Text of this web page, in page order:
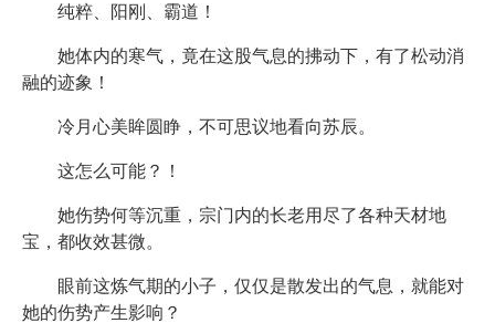
纯粹、阳刚、霸道！
她体内的寒气，竟在这股气息的拂动下，有了松动消
融的迹象！
冷月心美眸圆睁，不可思议地看向苏辰。
这怎么可能？！
她伤势何等沉重，宗门内的长老用尽了各种天材地
宝，都收效甚微。
眼前这炼气期的小子，仅仅是散发出的气息，就能对
她的伤势产生影响？